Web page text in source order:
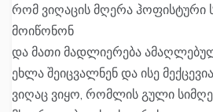
რომ ვიღაცის მღერა ჰოფისტური
მოიწონონ
და მათი მადლიერება
ეხლა შეიცვალნენ და ისე
ვიღაც ვიყო, რომლის გული